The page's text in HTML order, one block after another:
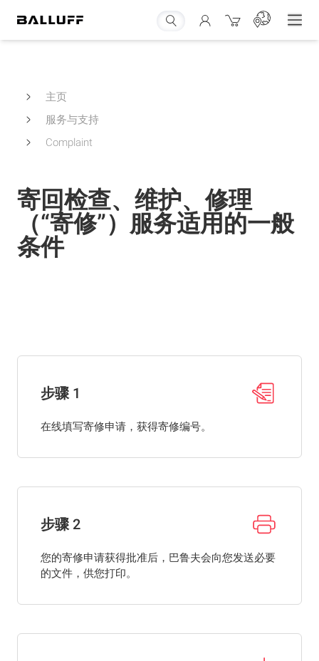
主页
服务与支持
Complaint
寄回检查、维护、修理
（“寄修”）服务适用的一般
条件
步骤 1
在线填写寄修申请，获得寄修编号。
步骤 2
您的寄修申请获得批准后，巴鲁夫会向您发送必要
的文件，供您打印。